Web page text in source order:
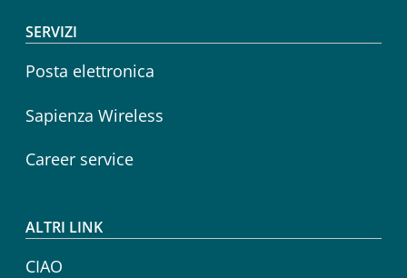
SERVIZI
Posta elettronica
Sapienza Wireless
Career service
ALTRI LINK
CIAO